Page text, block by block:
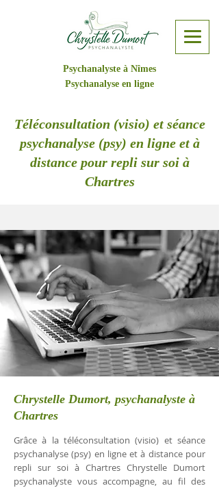
Psychanalyste à Nîmes
Psychanalyse en ligne
Téléconsultation (visio) et séance
psychanalyse (psy) en ligne et à
distance pour repli sur soi à
Chartres
Chrystelle Dumort, psychanalyste à
Chartres
Grâce à la téléconsultation (visio) et séance
psychanalyse (psy) en ligne et à distance pour
repli sur soi à Chartres Chrystelle Dumort
psychanalyste vous accompagne, au fil des